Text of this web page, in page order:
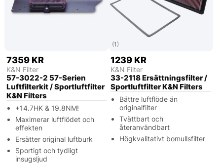
7359 KR
K&N Filter
57-3022-2 57-Serien
Luftfilterkit / Sportluftfilter
K&N Filters
+14.7HK & 19.8NM!
Maximerar luftflödet och
effekten
Ersätter original luftburk
Sportigt och tydligt
insugsljud
(1)
1239 KR
K&N Filter
33-2118 Ersättningsfilter /
Sportluftfilter K&N Filters
Bättre luftflöde än
originalfilter
Tvättbart och
återanvändbart
Högkvalitativt bomullsfilter